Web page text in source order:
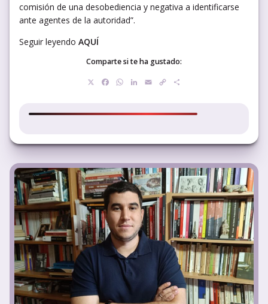
comisión de una desobediencia y negativa a identificarse
ante agentes de la autoridad”.
Seguir leyendo AQUÍ
Comparte si te ha gustado:
Facebook
WhatsApp
LinkedIn
EmailCopy